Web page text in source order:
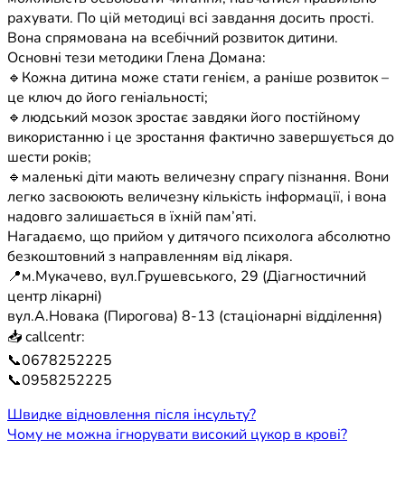
рахувати. По цій методиці всі завдання досить прості.
Вона спрямована на всебічний розвиток дитини.
Основні тези методики Глена Домана:
🔹Кожна дитина може стати генієм, а раніше розвиток –
це ключ до його геніальності;
🔹людський мозок зростає завдяки його постійному
використанню і це зростання фактично завершується до
шести років;
🔹маленькі діти мають величезну спрагу пізнання. Вони
легко засвоюють величезну кількість інформації, і вона
надовго залишається в їхній пам’яті.
Нагадаємо, що прийом у дитячого психолога абсолютно
безкоштовний з направленням від лікаря.
📍м.Мукачево, вул.Грушевського, 29 (Діагностичний
центр лікарні)
вул.А.Новака (Пирогова) 8-13 (стаціонарні відділення)
📥 callcentr:
📞0678252225
📞0958252225
Навігація
записів
Швидке відновлення після інсульту?
Чому не можна ігнорувати високий цукор в крові?